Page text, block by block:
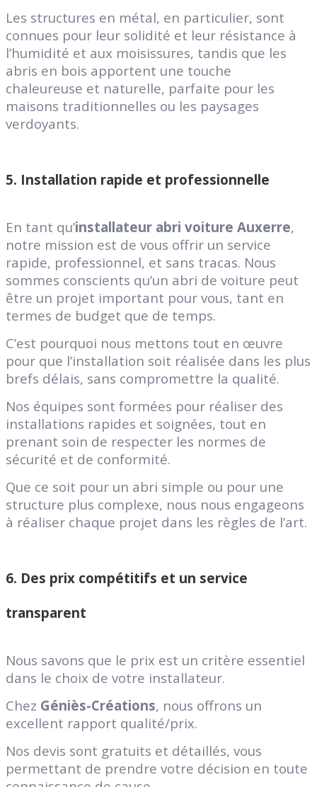
Les structures en métal, en particulier, sont
connues pour leur solidité et leur résistance à
l’humidité et aux moisissures, tandis que les
abris en bois apportent une touche
chaleureuse et naturelle, parfaite pour les
maisons traditionnelles ou les paysages
verdoyants.
5. Installation rapide et professionnelle
En tant qu’installateur abri voiture Auxerre,
notre mission est de vous offrir un service
rapide, professionnel, et sans tracas. Nous
sommes conscients qu’un abri de voiture peut
être un projet important pour vous, tant en
termes de budget que de temps.
C’est pourquoi nous mettons tout en œuvre
pour que l’installation soit réalisée dans les plus
brefs délais, sans compromettre la qualité.
Nos équipes sont formées pour réaliser des
installations rapides et soignées, tout en
prenant soin de respecter les normes de
sécurité et de conformité.
Que ce soit pour un abri simple ou pour une
structure plus complexe, nous nous engageons
à réaliser chaque projet dans les règles de l’art.
6. Des prix compétitifs et un service
transparent
Nous savons que le prix est un critère essentiel
dans le choix de votre installateur.
Chez Géniès-Créations, nous offrons un
excellent rapport qualité/prix.
Nos devis sont gratuits et détaillés, vous
permettant de prendre votre décision en toute